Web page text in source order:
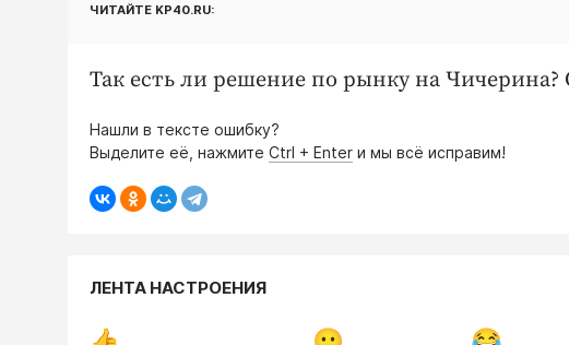
ЧИТАЙТЕ KP40.RU:
Так есть ли решение по рынку на
Нашли в тексте ошибку?
Выделите её, нажмите Ctrl + Enter и мы всё исправим!
ЛЕНТА НАСТРОЕНИЯ